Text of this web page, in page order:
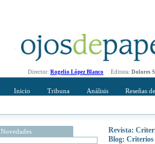
Director: Rogelio López Blanco Editora: Dolores
Inicio Tribuna Análisis Reseñas
Novedades
Revista:
Blog: Criterios